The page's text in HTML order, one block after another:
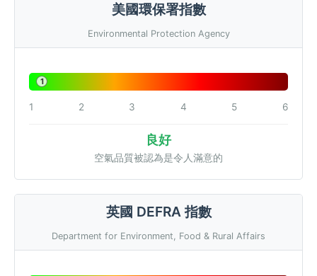
美國環保署指數
Environmental Protection Agency
1
1 2 3 4 5 6
良好
空氣品質被認為是令人滿意的
英國 DEFRA 指數
Department for Environment, Food & Rural Affairs